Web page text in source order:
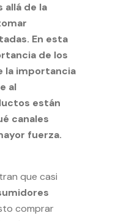
allá de la
En esta
de los
la importancia
al
están
canales
fuerza.
que casi
comprar